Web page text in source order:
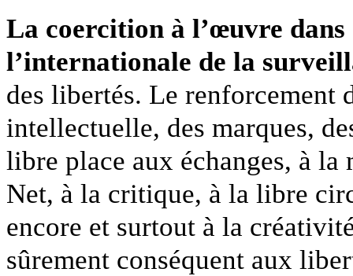
La coercition à l’œuvre
l’internationale de la
des libertés. Le renforcement
intellectuelle, des marques,
libre place aux échanges, à la
Net, à la critique, à la libre
encore et surtout à la
sûrement conséquent aux